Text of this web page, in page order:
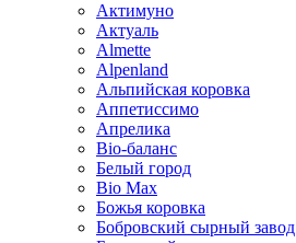
Актимуно
Актуаль
Almette
Alpenland
Альпийская коровка
Аппетиссимо
Апрелика
Bio-баланс
Белый город
Bio Max
Божья коровка
Бобровский сырный завод